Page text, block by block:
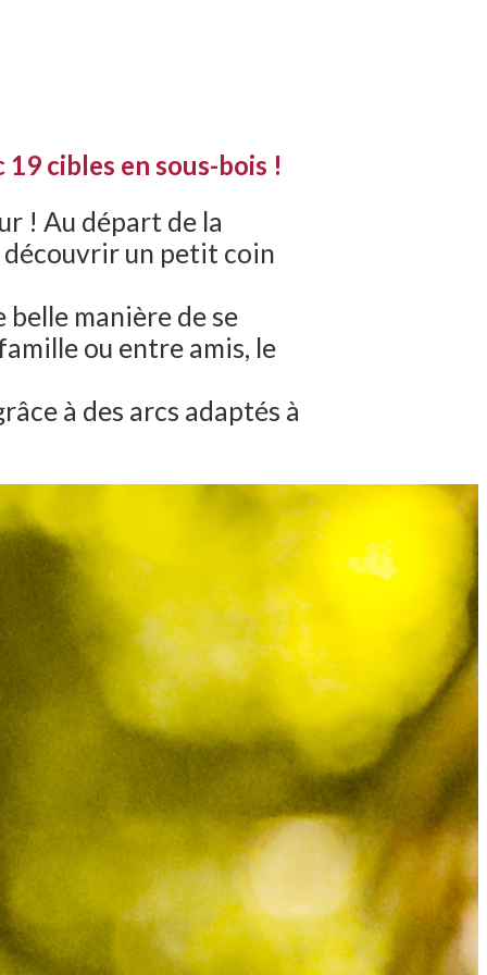
cibles en sous-bois !
! Au départ de la
découvrir un petit coin
manière de se
ou entre amis, le
à des arcs adaptés à